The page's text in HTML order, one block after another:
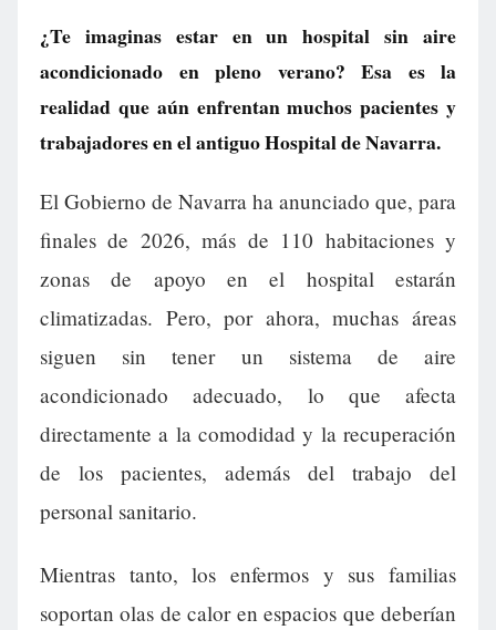
¿Te imaginas estar en un hospital sin aire
acondicionado en pleno verano? Esa es la
realidad que aún enfrentan muchos pacientes y
trabajadores en el antiguo Hospital de Navarra.
El Gobierno de Navarra ha anunciado que, para
finales de 2026, más de 110 habitaciones y
zonas de apoyo en el hospital estarán
climatizadas. Pero, por ahora, muchas áreas
siguen sin tener un sistema de aire
acondicionado adecuado, lo que afecta
directamente a la comodidad y la recuperación
de los pacientes, además del trabajo del
personal sanitario.
Mientras tanto, los enfermos y sus familias
soportan olas de calor en espacios que deberían